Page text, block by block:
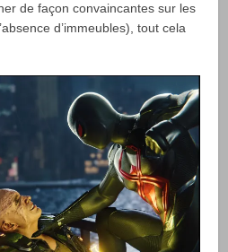
de façon convaincantes sur les
d’immeubles), tout cela